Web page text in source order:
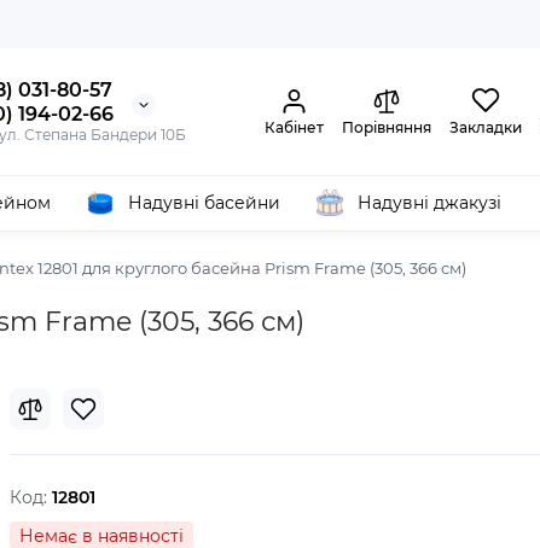
031-80-57
194-02-66
Степана Бандери 10Б Кабінет Порівняння Закладки
Надувні басейни Надувні джакузі
12801 для круглого басейна Prism Frame (305, 366 см)
Frame (305, 366 см)
Код: 12801
Немає в наявності